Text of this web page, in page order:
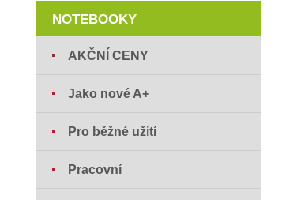
NOTEBOOKY
AKČNÍ CENY
Jako nové A+
Pro běžné užití
Pracovní